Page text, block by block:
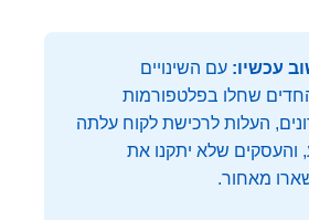
עכשיו: עם השינויים
שחלו בפלטפורמות
העלות לרכישת לקוח עלתה
והעסקים שלא יתקנו את
מאחור.